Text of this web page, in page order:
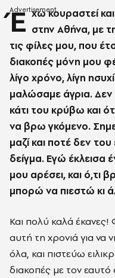
Έ χω κουραστεί
στην Αθήνα, με
τις φίλες μου, που
διακοπές μόνη μου
λίγο χρόνο, λίγη
μαλώσαμε άγρια. Δεν
κάτι του κρύβω και
να βρω γκόμενο.
μαζί και ποτέ δεν
δείγμα. Εγώ έκλεισα
μου αρέσει, και ό,τι
μπορώ να πιεστώ κι
Και πολύ καλά έκανες!
αυτή τη χρονιά για να
όλα, και πιστεύω
διακοπές με τον